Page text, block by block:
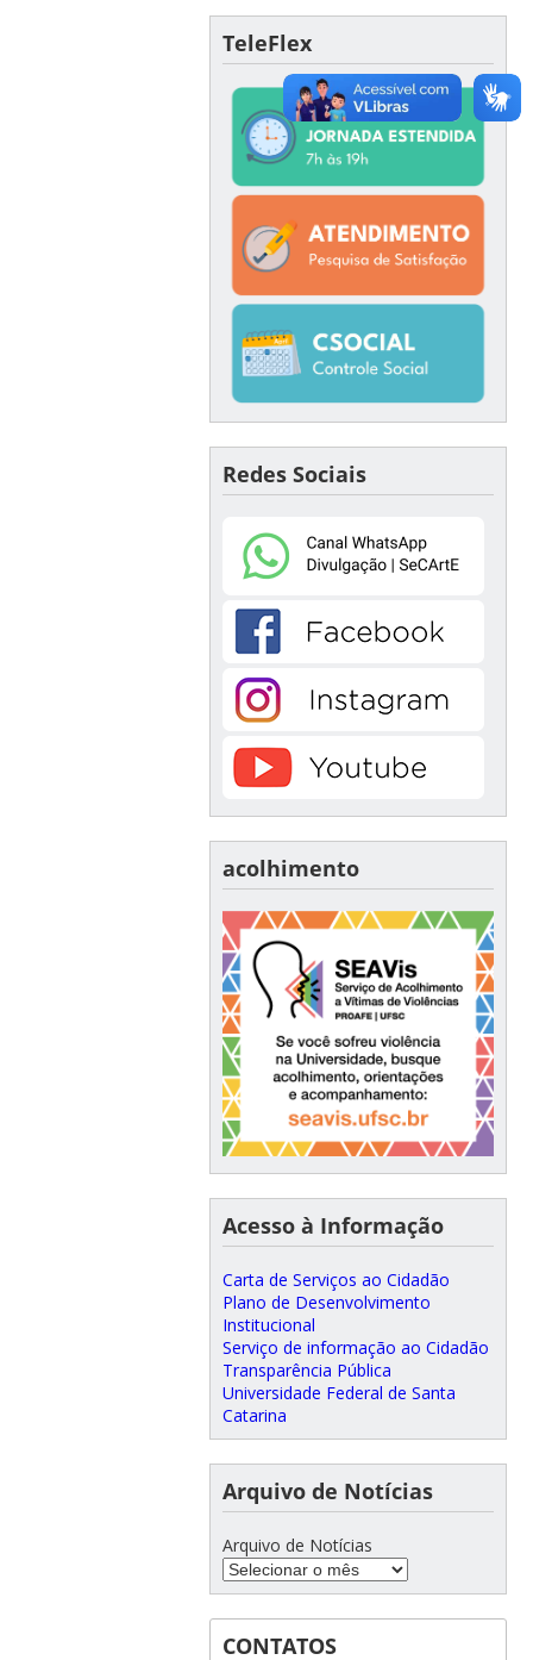
TeleFlex
Redes Sociais
acolhimento
Acesso à Informação
Carta de Serviços ao Cidadão
Plano de Desenvolvimento
Institucional
Serviço de informação ao Cidadão
Transparência Pública
Universidade Federal de Santa
Catarina
Arquivo de Notícias
Arquivo de Notícias
CONTATOS